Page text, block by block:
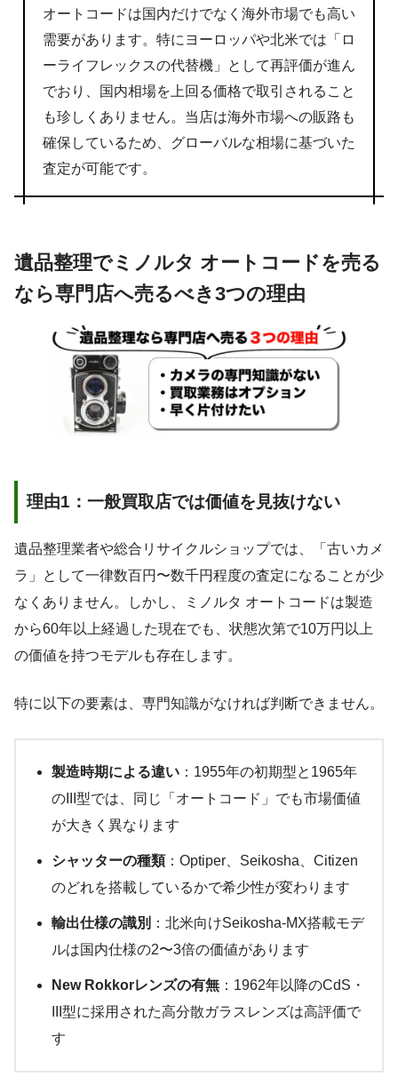
オートコードは国内だけでなく海外市場でも高い
需要があります。特にヨーロッパや北米では「ロ
ーライフレックスの代替機」として再評価が進ん
でおり、国内相場を上回る価格で取引されること
も珍しくありません。当店は海外市場への販路も
確保しているため、グローバルな相場に基づいた
査定が可能です。
遺品整理でミノルタ オートコードを売る
なら専門店へ売るべき3つの理由
理由1：一般買取店では価値を見抜けない
遺品整理業者や総合リサイクルショップでは、「古いカメ
ラ」として一律数百円〜数千円程度の査定になることが少
なくありません。しかし、ミノルタ オートコードは製造
から60年以上経過した現在でも、状態次第で10万円以上
の価値を持つモデルも存在します。
特に以下の要素は、専門知識がなければ判断できません。
製造時期による違い ：1955年の初期型と1965年
のIII型では、同じ「オートコード」でも市場価値
が大きく異なります
シャッターの種類：Optiper、Seikosha、Citizen
のどれを搭載しているかで希少性が変わります
輸出仕様の識別 ：北米向けSeikosha-MX搭載モデ
ルは国内仕様の2〜3倍の価値があります
New Rokkorレンズの有無 ：1962年以降のCdS・
III型に採用された高分散ガラスレンズは高評価で
す